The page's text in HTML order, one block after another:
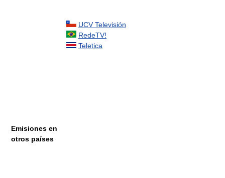
Emisiones en
otros países
UCV Televisión
RedeTV!
Teletica